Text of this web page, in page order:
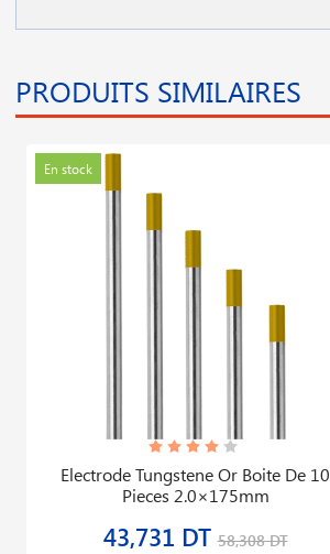
PRODUITS SIMILAIRES
En stock
Electrode Tungstene Or Boite De 10
Pieces 2.0×175mm
43,731 DT58,308 DT